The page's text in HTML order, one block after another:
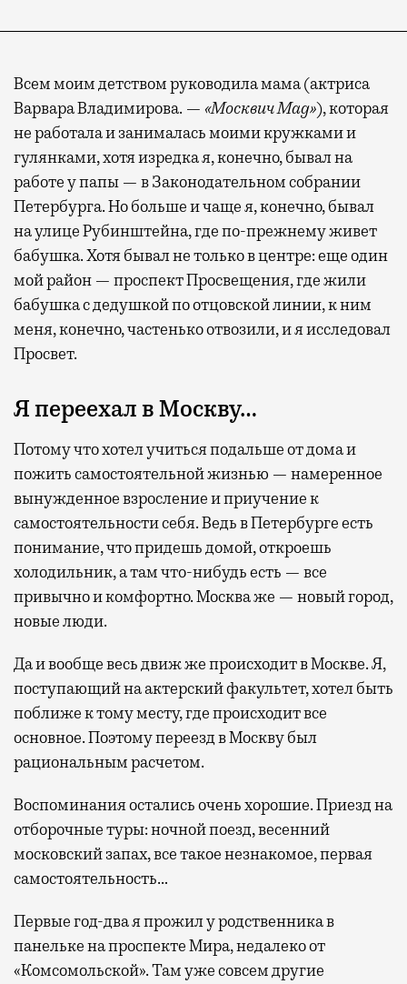
Всем моим детством руководила мама (актриса
Варвара Владимирова. — «Москвич Mag»), которая
не работала и занималась моими кружками и
гулянками, хотя изредка я, конечно, бывал на
работе у папы — в Законодательном собрании
Петербурга. Но больше и чаще я, конечно, бывал
на улице Рубинштейна, где по-прежнему живет
бабушка. Хотя бывал не только в центре: еще один
мой район — проспект Просвещения, где жили
бабушка с дедушкой по отцовской линии, к ним
меня, конечно, частенько отвозили, и я исследовал
Просвет.
Я переехал в Москву…
Потому что хотел учиться подальше от дома и
пожить самостоятельной жизнью — намеренное
вынужденное взросление и приучение к
самостоятельности себя. Ведь в Петербурге есть
понимание, что придешь домой, откроешь
холодильник, а там что-нибудь есть — все
привычно и комфортно. Москва же — новый город,
новые люди.
Да и вообще весь движ же происходит в Москве. Я,
поступающий на актерский факультет, хотел быть
поближе к тому месту, где происходит все
основное. Поэтому переезд в Москву был
рациональным расчетом.
Воспоминания остались очень хорошие. Приезд на
отборочные туры: ночной поезд, весенний
московский запах, все такое незнакомое, первая
самостоятельность…
Первые год-два я прожил у родственника в
панельке на проспекте Мира, недалеко от
«Комсомольской». Там уже совсем другие